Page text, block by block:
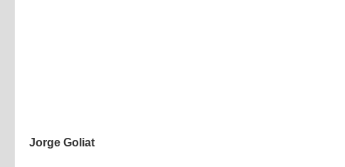
Jorge Goliat